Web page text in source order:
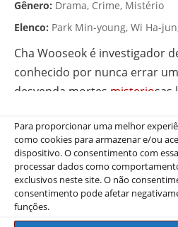
Para proporcionar uma melhor
como cookies para armazenar e/ou
dispositivo. O consentimento com
processar dados como
exclusivos neste site. O não
consentimento pode afetar
funções.
Gênero: Drama, Crime, Mistério
Elenco: Park Min-young, Wi Ha-
Cha Wooseok é investigador
conhecido por nunca errar
desvenda mortes misteriosas
seguro, ele se envolve com
deslumbrante cercada de
que mistura investigação
fantásticos de deixar você
Onde assistir:Prime Video